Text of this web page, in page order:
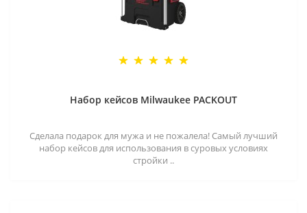
Набор кейсов Milwaukee PACKOUT
Сделала подарок для мужа и не пожалела! Самый лучший
набор кейсов для использования в суровых условиях
стройки ..